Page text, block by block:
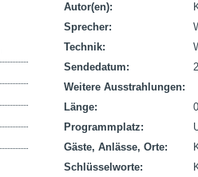
Autor(en):
Sprecher:
Technik:
Sendedatum:
Weitere Ausstrahlungen:
Länge:
Programmplatz:
Gäste, Anlässe, Orte:
Schlüsselworte: